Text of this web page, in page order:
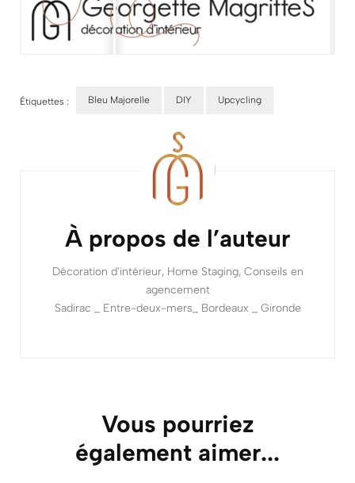
Étiquettes : Bleu Majorelle DIY Upcycling
À propos de l’auteur
Décoration d'intérieur, Home Staging, Conseils en
agencement
Sadirac _ Entre-deux-mers_ Bordeaux _ Gironde
Vous pourriez
également aimer...